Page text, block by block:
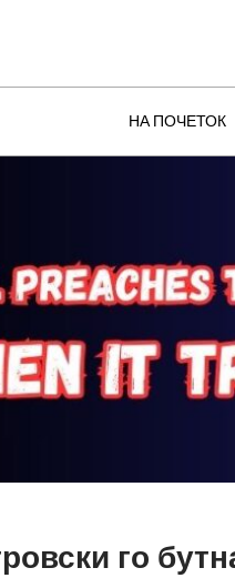
НА ПОЧЕТОК
го